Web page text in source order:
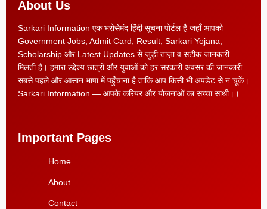
About Us
Sarkari Information एक भरोसेमंद हिंदी सूचना पोर्टल है जहाँ आपको
Government Jobs, Admit Card, Result, Sarkari Yojana,
Scholarship और Latest Updates से जुड़ी ताज़ा व सटीक जानकारी
मिलती है। हमारा उद्देश्य छात्रों और युवाओं को हर सरकारी अवसर की जानकारी
सबसे पहले और आसान भाषा में पहुँचाना है ताकि आप किसी भी अपडेट से न चूकें।
Sarkari Information — आपके करियर और योजनाओं का सच्चा साथी।।
Important Pages
Home
About
Contact